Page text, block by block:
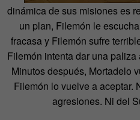
dinámica de sus misiones es
un plan, Filemón le
fracasa y Filemón sufre
Filemón intenta dar una
Minutos después, Mortadelo
Filemón lo vuelve a aceptar.
agresiones. Ni del